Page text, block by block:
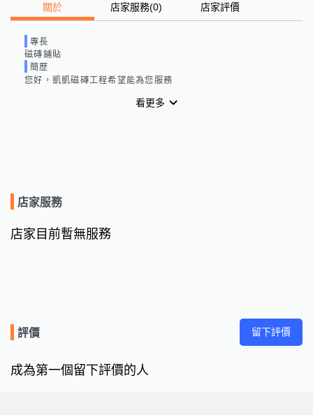
關於 店家服務(0) 店家評價
專長
磁磚鋪貼
簡歷
您好，凱凱磁磚工程希望能為您服務
看更多
店家服務
店家目前暫無服務
評價 留下評價
成為第一個留下評價的人